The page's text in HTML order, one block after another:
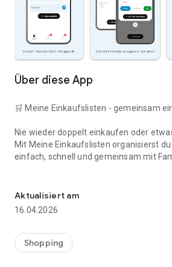
Über diese App
🛒 Meine Einkaufslisten - gemeinsam
Nie wieder doppelt einkaufen oder
Mit Meine Einkaufslisten organisierst
einfach, schnell und gemeinsam mit
👨‍👩‍👧 Gemeinsame Einkaufslisten in
⚡ Superschnell & einfach: Liste in
sofort loslegen.
Aktualisiert am
16.04.2026
Shopping